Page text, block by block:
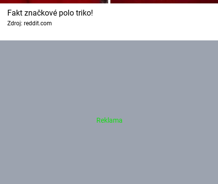
Fakt značkové polo triko!
Zdroj: reddit.com